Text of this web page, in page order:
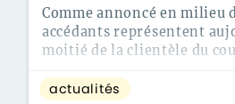
Comme annoncé en milieu
accédants représentent
moitié de la clientèle du
actualités